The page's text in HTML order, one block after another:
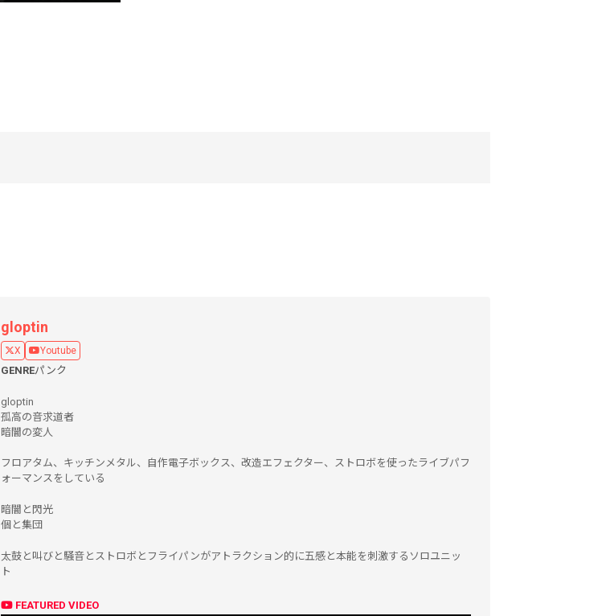
gloptin
X Youtube
GENREパンク
gloptin
孤高の音求道者
暗闇の変人
フロアタム、キッチンメタル、自作電子ボックス、改造エフェクター、ストロボを使ったライブパフ
ォーマンスをしている
暗闇と閃光
個と集団
太鼓と叫びと騒音とストロボとフライパンがアトラクション的に五感と本能を刺激するソロユニッ
ト
FEATURED VIDEO